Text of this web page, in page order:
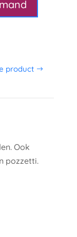
product
Ook
pozzetti.